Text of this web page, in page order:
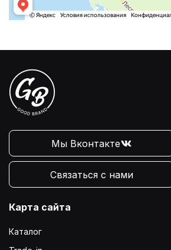
Мы Вконтакте
Связаться с нами
Карта сайта
Каталог